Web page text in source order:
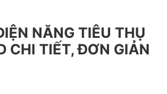
NĂNG TIÊU THỤ
CHI TIẾT, ĐƠN GIẢN